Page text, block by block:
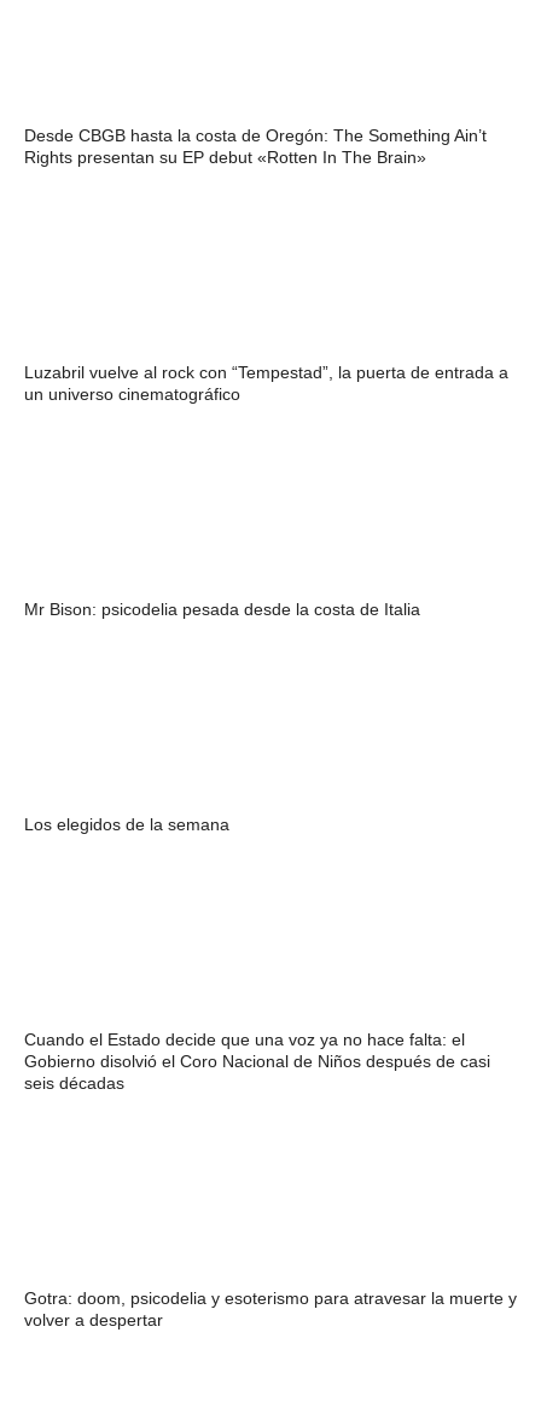
Desde CBGB hasta la costa de Oregón: The Something Ain’t
Rights presentan su EP debut «Rotten In The Brain»
Luzabril vuelve al rock con “Tempestad”, la puerta de entrada a
un universo cinematográfico
Mr Bison: psicodelia pesada desde la costa de Italia
Los elegidos de la semana
Cuando el Estado decide que una voz ya no hace falta: el
Gobierno disolvió el Coro Nacional de Niños después de casi
seis décadas
Gotra: doom, psicodelia y esoterismo para atravesar la muerte y
volver a despertar